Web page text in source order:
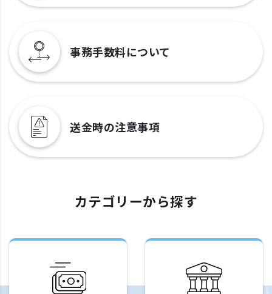
事務手数料について
送金時の注意事項
カテゴリーから探す